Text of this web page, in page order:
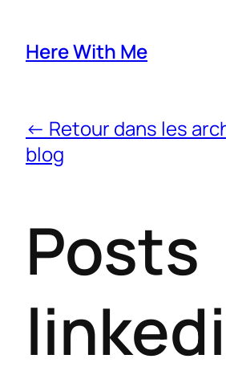
Here With Me
← Retour dans les
blog
Posts